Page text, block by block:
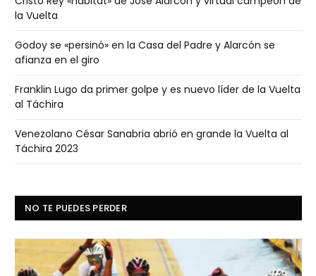
la Vuelta
Godoy se «persinó» en la Casa del Padre y Alarcón se
afianza en el giro
Franklin Lugo da primer golpe y es nuevo líder de la Vuelta
al Táchira
Venezolano César Sanabria abrió en grande la Vuelta al
Táchira 2023
NO TE PUEDES PERDER